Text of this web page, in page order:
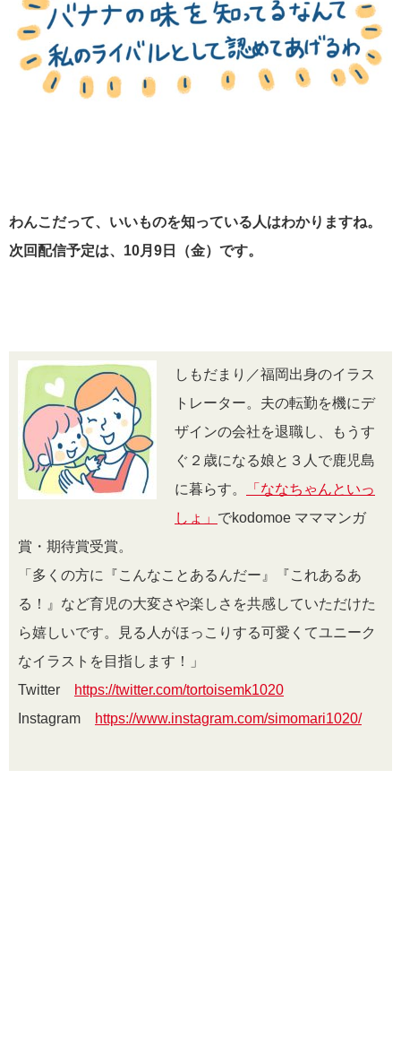
わんこだって、いいものを知っている人はわかりますね。
次回配信予定は、10月9日（金）です。
しもだまり／福岡出身のイラス
トレーター。夫の転勤を機にデ
ザインの会社を退職し、もうす
ぐ２歳になる娘と３人で鹿児島
に暮らす。
「ななちゃんといっ
しょ」 でkodomoe マママンガ
賞・期待賞受賞。
「多くの方に『こんなことあるんだー』『これあるあ
る！』など育児の大変さや楽しさを共感していただけた
ら嬉しいです。見る人がほっこりする可愛くてユニーク
なイラストを目指します！」
Twitter
https://twitter.com/tortoisemk1020
Instagram
https://www.instagram.com/simomari1020/